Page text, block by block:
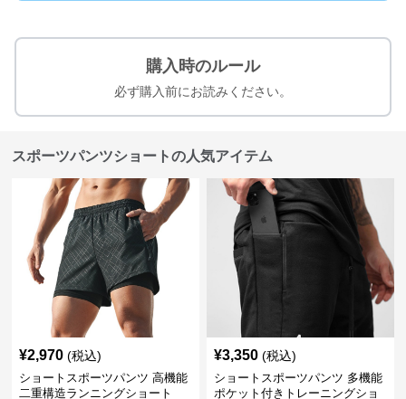
購入時のルール
必ず購入前にお読みください。
スポーツパンツショートの人気アイテム
¥2,970 (税込)
ショートスポーツパンツ 高機能
二重構造ランニングショート
¥3,350 (税込)
ショートスポーツパンツ 多機能
ポケット付きトレーニングショ